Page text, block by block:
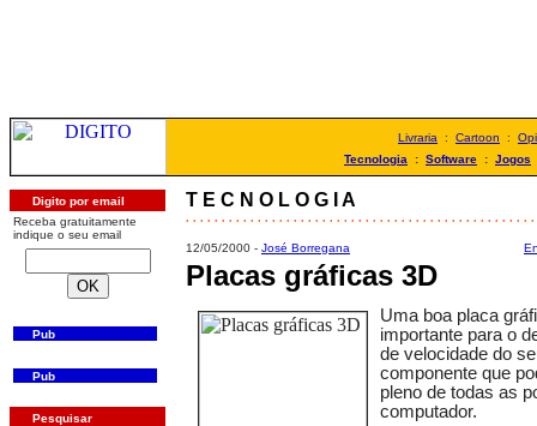
Livraria : Cartoon :
Tecnologia : Software : Jogos
Digito por email
Receba gratuitamente
indique o seu email
Pub
Pub
Pesquisar
T E C N O L O G I A
. . . . . . . . . . . . . . . . . . . . . . . . . . . . . . . . . . . . . . . . . . . . . . . .
12/05/2000 - José Borregana
Placas gráficas 3D
Uma boa placa
importante para o
de velocidade do
componente que
pleno de todas as
computador.